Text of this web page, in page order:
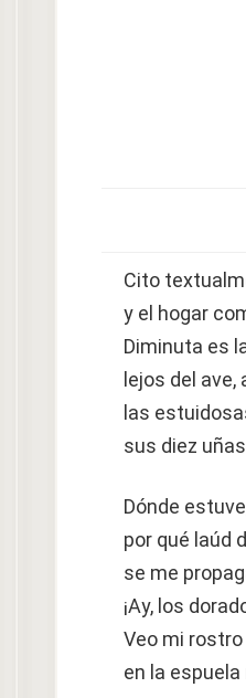
Cito
y el hogar
Diminuta es
lejos del
las
sus diez
Dónde
por qué laúd
se me
¡Ay, los
Veo mi
en la